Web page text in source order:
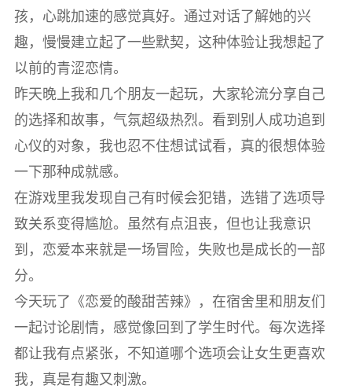
孩，心跳加速的感觉真好。通过对话了解她的兴
趣，慢慢建立起了一些默契，这种体验让我想起了
以前的青涩恋情。
昨天晚上我和几个朋友一起玩，大家轮流分享自己
的选择和故事，气氛超级热烈。看到别人成功追到
心仪的对象，我也忍不住想试试看，真的很想体验
一下那种成就感。
在游戏里我发现自己有时候会犯错，选错了选项导
致关系变得尴尬。虽然有点沮丧，但也让我意识
到，恋爱本来就是一场冒险，失败也是成长的一部
分。
今天玩了《恋爱的酸甜苦辣》，在宿舍里和朋友们
一起讨论剧情，感觉像回到了学生时代。每次选择
都让我有点紧张，不知道哪个选项会让女生更喜欢
我，真是有趣又刺激。